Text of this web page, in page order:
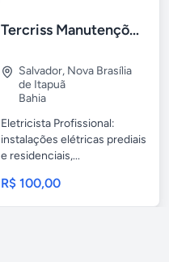
Tercriss Manutenções e Serviços
Salvador, Nova Brasília
de Itapuã
Bahia
Eletricista Profissional:
instalações elétricas prediais
e residenciais,...
R$ 100,00